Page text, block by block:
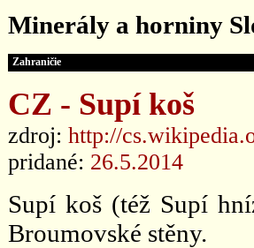
Minerály a horniny
Zahraničie
CZ - Supí koš
zdroj: http://
pridané: 26.5.2014
Supí koš (též Supí
Broumovské stěny.